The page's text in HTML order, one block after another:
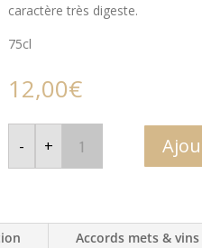
caractère très digeste.
75cl
12,00€
-
quantité
ma
Taillandier
+
Accords mets & vins